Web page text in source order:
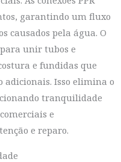
garantindo um fluxo
causados pela água. O
unir tubos e
e fundidas que
adicionais. Isso elimina o
tranquilidade
e
e reparo.